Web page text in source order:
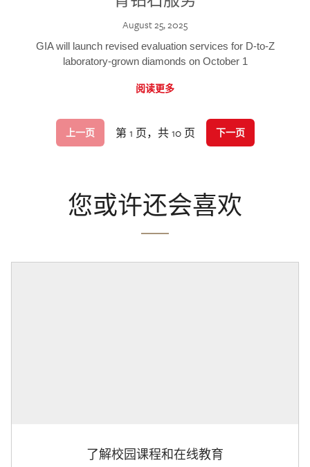
August 25, 2025
GIA will launch revised evaluation services for D-to-Z
laboratory-grown diamonds on October 1
阅读更多
上一页 第 1 页，共 10 页 下一页
您或许还会喜欢
了解校园课程和在线教育